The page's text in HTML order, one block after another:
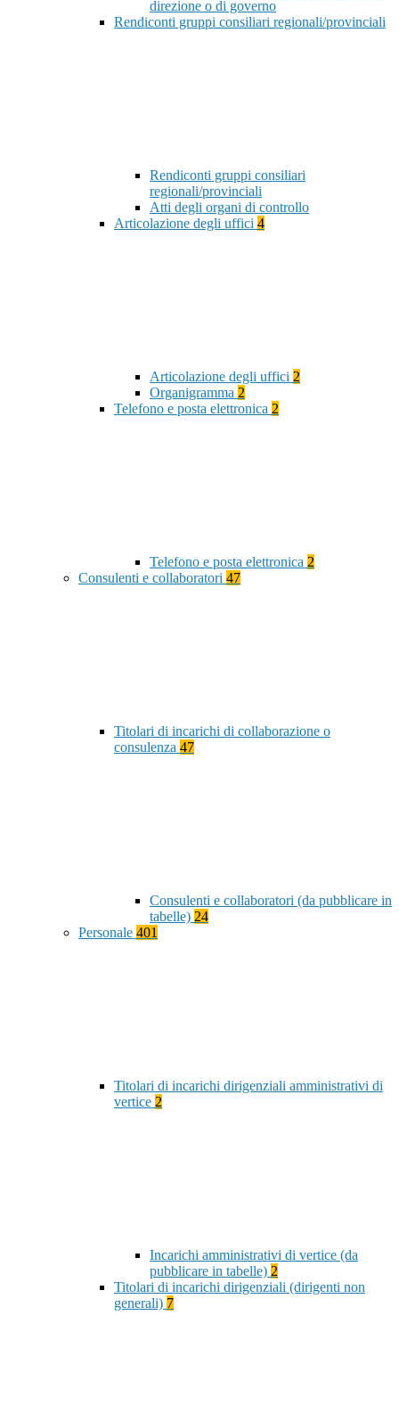
direzione o di governo
Rendiconti gruppi consiliari regionali/provinciali
Rendiconti gruppi consiliari
regionali/provinciali
Atti degli organi di controllo
Articolazione degli uffici 4
Articolazione degli uffici 2
Organigramma 2
Telefono e posta elettronica 2
Telefono e posta elettronica 2
Consulenti e collaboratori 47
Titolari di incarichi di collaborazione o
consulenza 47
Consulenti e collaboratori (da pubblicare in
tabelle) 24
Personale 401
Titolari di incarichi dirigenziali amministrativi di
vertice 2
Incarichi amministrativi di vertice (da
pubblicare in tabelle) 2
Titolari di incarichi dirigenziali (dirigenti non
generali) 7